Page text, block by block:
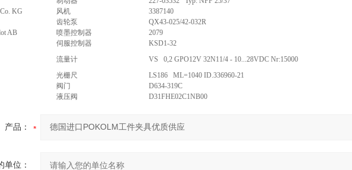
KG
风机
3387140
齿轮泵
QX43-025/42-032R
AB
喷墨控制器
2079
伺服控制器
KSD1-32
流量计
VS 0,2 GPO12V 32N11/4 - 10...28VDC Nr:15000
光栅尺
LS186 ML=1040 ID.336960-21
阀门
D634-319C
液压阀 D31FHE02C1NB00
产品：
单位：